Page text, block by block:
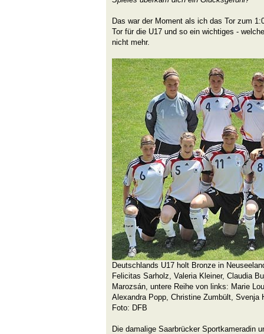
Das war der Moment als ich das Tor zum
Tor für die U17 und so ein wichtiges -
nicht mehr.
Deutschlands U17 holt Bronze in
Felicitas Sarholz, Valeria Kleiner, Claudia
Marozsán, untere Reihe von links: Marie
Alexandra Popp, Christine Zumbült, Svenja
Foto: DFB
Die damalige Saarbrücker Sportkameradin